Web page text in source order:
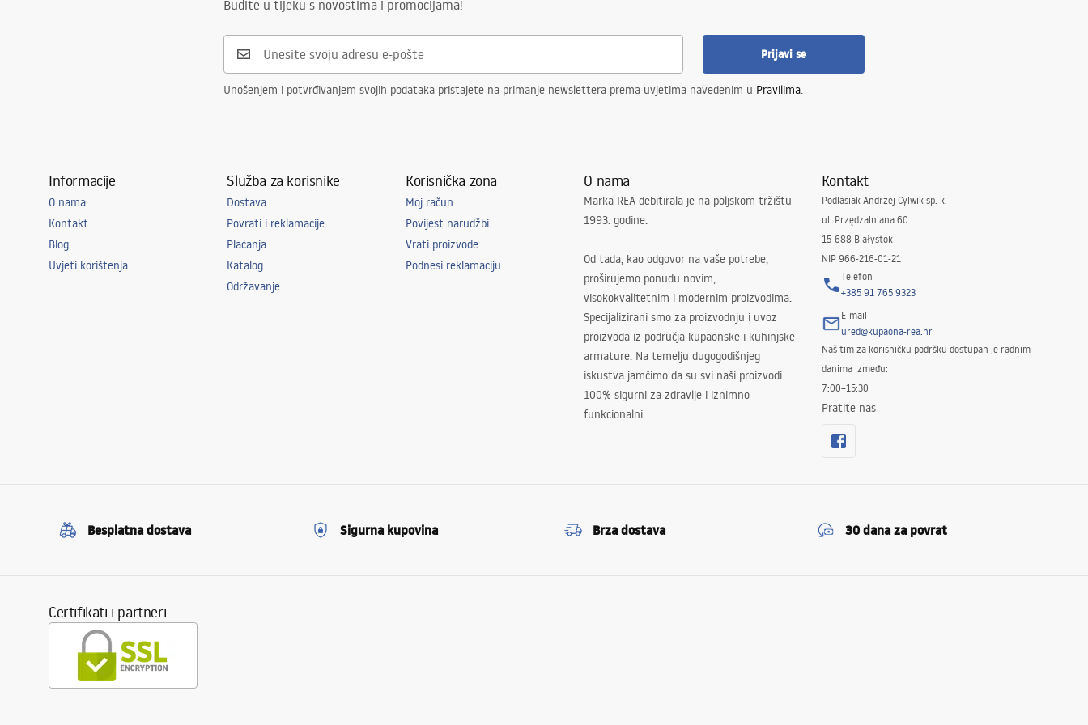
Budite u tijeku s novostima i promocijama!
Prijavi se
Unošenjem i potvrđivanjem svojih podataka pristajete na primanje newslettera prema uvjetima navedenim u Pravilima.
Informacije
O nama
Kontakt
Blog
Uvjeti korištenja
Služba za korisnike
Dostava
Povrati i reklamacije
Plaćanja
Katalog
Održavanje
Korisnička zona
Moj račun
Povijest narudžbi
Vrati proizvode
Podnesi reklamaciju
O nama
Marka REA debitirala je na poljskom tržištu
1993. godine.
Od tada, kao odgovor na vaše potrebe,
proširujemo ponudu novim,
visokokvalitetnim i modernim proizvodima.
Specijalizirani smo za proizvodnju i uvoz
proizvoda iz područja kupaonske i kuhinjske
armature. Na temelju dugogodišnjeg
iskustva jamčimo da su svi naši proizvodi
100% sigurni za zdravlje i iznimno
funkcionalni.
Kontakt
Podlasiak Andrzej Cylwik sp. k.
ul. Przędzalniana 60
15-688 Białystok
NIP 966-216-01-21
Telefon
+385 91 765 9323
E-mail
ured@kupaona-rea.hr
Naš tim za korisničku podršku dostupan je radnim
danima između:
7:00–15:30
Pratite nas
Besplatna dostava Sigurna kupovina Brza dostava 30 dana za povrat
Certifikati i partneri